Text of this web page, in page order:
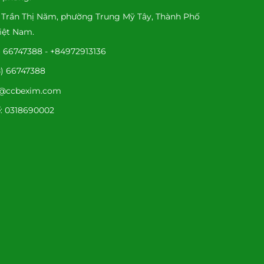
Thị Năm, phường Trung Mỹ Tây, Thành Phố
Nam.
- +84972913136
66747388
0318690002